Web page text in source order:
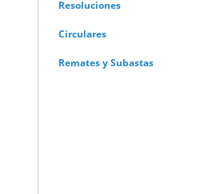
Resoluciones
Circulares
Remates y Subastas